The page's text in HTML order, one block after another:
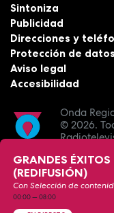
Onda
© 2026.
Sintoniza
Publicidad
Direcciones y
Protección de datos
Aviso legal
Accesibilidad
GRANDES ÉXITOS
(REDIFUSIÓN)
Con Selección de
00:00—08:00